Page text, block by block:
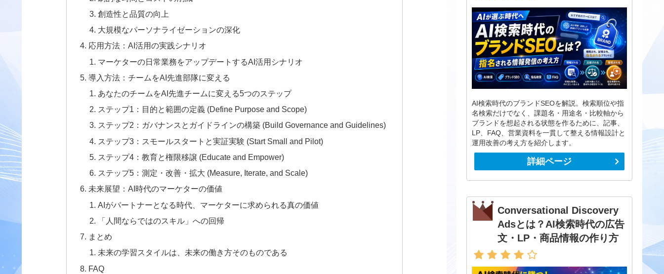
創造性と品質の向上
大規模なパーソナライゼーションの深化
応用方法：AI活用の実践シナリオ
マーケターの日常業務をアップデートするAI活用シナリオ
導入方法：チームをAI先進部隊に変える
あなたのチームをAI先進チームに変える5つのステップ
ステップ1：目的と範囲の定義 (Define Purpose and Scope)
ステップ2：ガバナンスとガイドラインの構築 (Build Governance and Guidelines)
ステップ3：スモールスタートと実証実験 (Start Small and Pilot)
ステップ4：教育と権限移譲 (Educate and Empower)
ステップ5：測定・改善・拡大 (Measure, Iterate, and Scale)
未来展望：AI時代のマーケターの価値
AIがパートナーとなる時代、マーケターに求められる真の価値
「人間ならではのスキル」への回帰
まとめ
未来の学習スタイルは、未来の働き方そのものである
FAQ
AI検索時代のブランドSEOを解説。検索順位や指
名検索だけでなく、課題名・用途名・比較軸から
ブランドを想起される状態を作るために、記事、
LP、FAQ、営業資料を一貫して整える情報設計と
運用改善の考え方を紹介します。
詳細ページ
Conversational Discovery
Adsとは？AI検索時代の広告
文・LP・商品情報の作り方